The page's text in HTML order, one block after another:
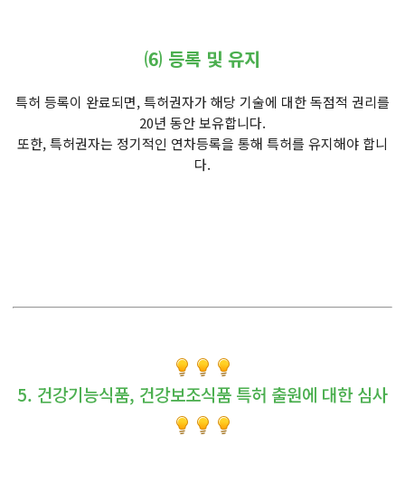
⑹ 등록 및 유지
특허 등록이 완료되면, 특허권자가 해당 기술에 대한 독점적 권리를
20년 동안 보유합니다.
또한, 특허권자는 정기적인 연차등록을 통해 특허를 유지해야 합니
다.
5. 건강기능식품, 건강보조식품 특허 출원에 대한 심사